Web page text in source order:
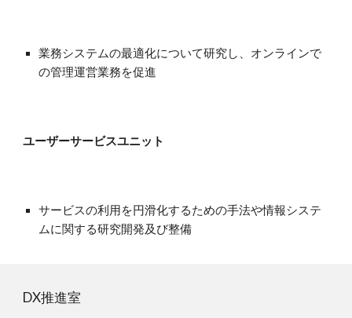
業務システムの最適化について研究し、オンラインで
の管理運営業務を促進
ユーザーサービスユニット
サービスの利用を円滑化するための手法や情報システ
ムに関する研究開発及び整備
DX推進室